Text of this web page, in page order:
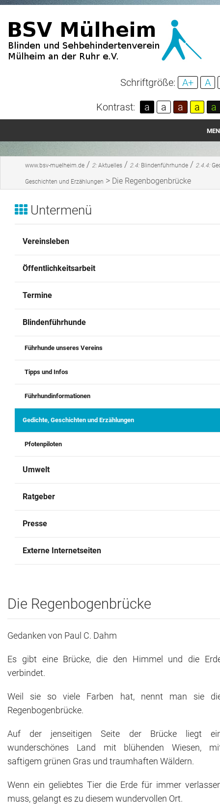
Schriftgröße: A+ A
Kontrast: a a a a a
Spenden und Mitgliedschaft
Archiv
www.bsv-muelheim.de / 2: Aktuelles / 2.4: Blindenführhunde / 2.4.4:
Geschichten und Erzählungen > Die Regenbogenbrücke
Untermenü
Vereinsleben
Öffentlichkeitsarbeit
Termine
Blindenführhunde
Führhunde unseres Vereins
Tipps und Infos
Führhundinformationen
Gedichte, Geschichten und Erzählungen
Pfotenpiloten
Umwelt
Ratgeber
Presse
Externe Internetseiten
Die Regenbogenbrücke
Gedanken von Paul C. Dahm
Es gibt eine Brücke, die den Himmel und die
verbindet.
Weil sie so viele Farben hat, nennt man sie
Regenbogenbrücke.
Auf der jenseitigen Seite der Brücke liegt
wunderschönes Land mit blühenden Wiesen,
saftigem grünen Gras und traumhaften Wäldern.
Wenn ein geliebtes Tier die Erde für immer
muss, gelangt es zu diesem wundervollen Ort.